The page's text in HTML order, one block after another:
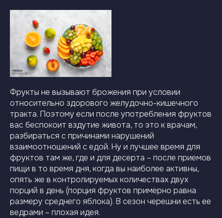
Фрукты не вызывают брожения при условии
относительно здорового желудочно-кишечного
тракта. Поэтому если после употребления фруктов
вас беспокоит вздутие живота, то это к врачам,
разбираться с причинами нарушений
взаимоотношений с едой. Ну и лучшее время для
фруктов там же, где и для десерта – после приемов
пищи в то время дня, когда вы наиболее активны,
опять же в контролируемых количествах двух
порций в день (порция фруктов примерно равна
размеру среднего яблока). В сезон черешни есть ее
ведрами – плохая идея.